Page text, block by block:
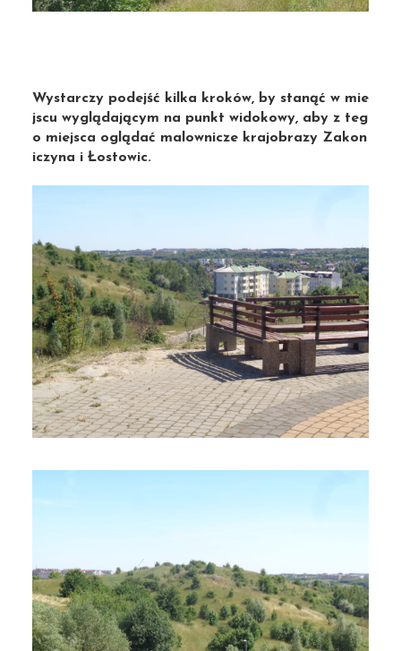
Wystarczy podejść kilka kroków, by stanąć w mie
jscu wyglądającym na punkt widokowy, aby z teg
o miejsca oglądać malownicze krajobrazy Zakon
iczyna i Łostowic.